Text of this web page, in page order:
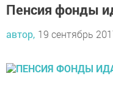
Пенсия фонды
автор, 19 сентябрь